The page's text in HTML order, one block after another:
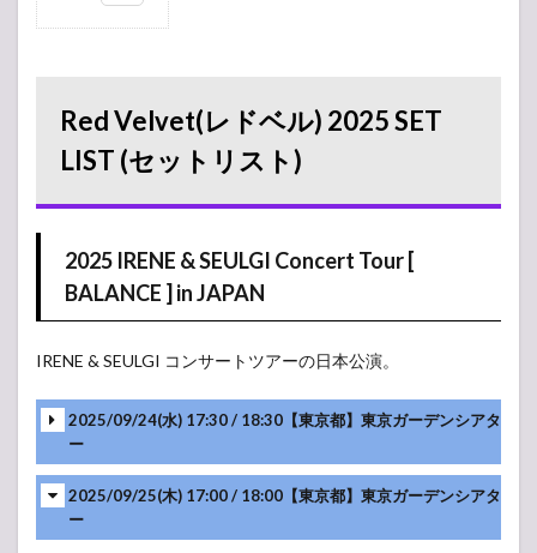
LIST (セ
ットリス
ト)
2025
SEULGI
Tour [
BALANCE
Velvet(レ
ドベル)
2024 SET
LIST (セ
ットリス
ト)
Red Velvet(レドベル) 2025 SET
LIST (セットリスト)
2025 IRENE & SEULGI Concert Tour [
BALANCE ] in JAPAN
IRENE & SEULGI コンサートツアーの日本公演。
2025/09/24(水) 17:30 / 18:30【東京都】東京ガーデンシアタ
ー
2025/09/25(木) 17:00 / 18:00【東京都】東京ガーデンシアタ
ー